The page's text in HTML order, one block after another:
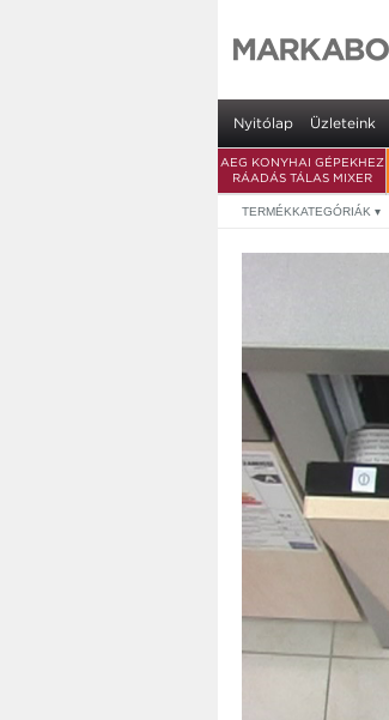
Nyitólap Üzleteink
AEG KONYHAI GÉPEKHEZ
RÁADÁS TÁLAS MIXER
TERMÉKKATEGÓRIÁK ▾